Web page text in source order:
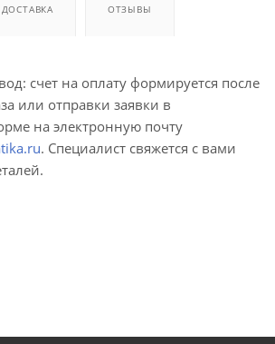
ДОСТАВКА ОТЗЫВЫ
счет на оплату формируется после
или отправки заявки в
на электронную почту
. Специалист свяжется с вами